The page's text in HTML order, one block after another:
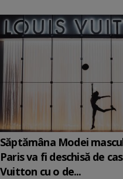
Săptămâna Modei
Paris va fi deschisă de
Vuitton cu o de...